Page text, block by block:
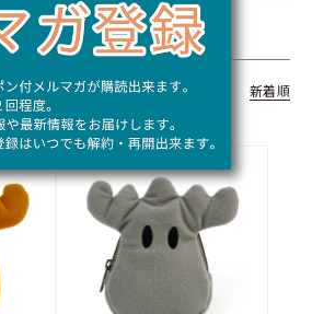
おすすめ順 価格順 新着順